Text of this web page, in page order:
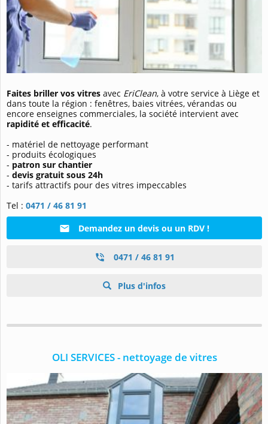
Faites briller vos vitres avec EriClean, à votre service à Liège et
dans toute la région : fenêtres, baies vitrées, vérandas ou
encore enseignes commerciales, la société intervient avec
rapidité et efficacité.
- matériel de nettoyage performant
- produits écologiques
- patron sur chantier
- devis gratuit sous 24h
- tarifs attractifs pour des vitres impeccables
Tel : 0471 / 46 81 91
Demandez un devis ou un RDV !
0471 / 46 81 91
Plus d'infos
OLI SERVICES - nettoyage de vitres